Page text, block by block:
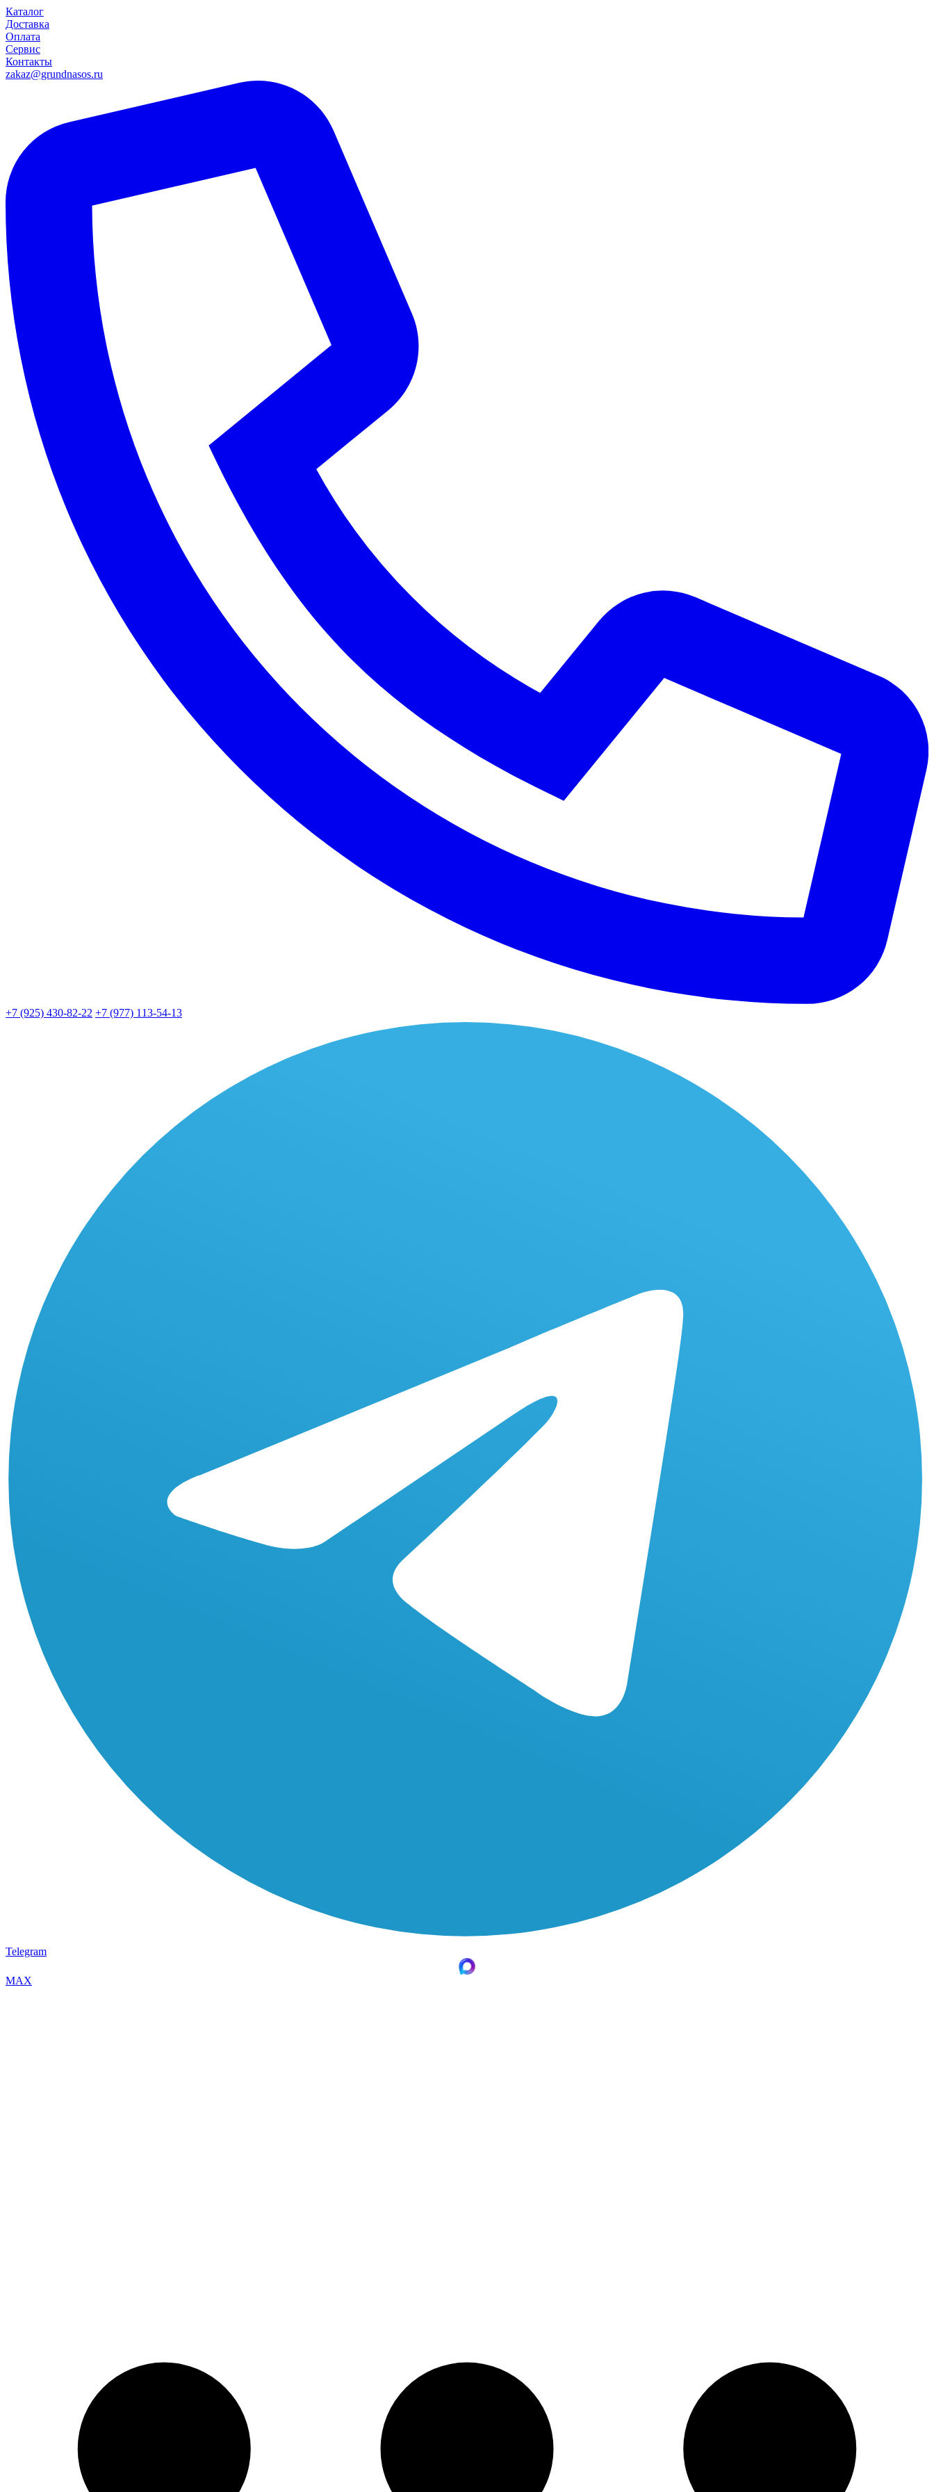
Каталог
Доставка
Оплата
Сервис
Контакты
zakaz@grundnasos.ru
+7 (925) 430-82-22 +7 (977) 113-54-13
Telegram
MAX